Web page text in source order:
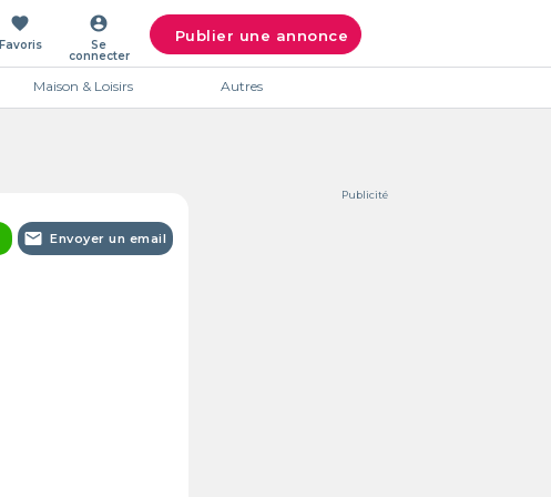
favorite
Favoris
account_circle
Se
connecter
Publier une annonce
Maison & Loisirs Autres
email Envoyer un email
Publicité